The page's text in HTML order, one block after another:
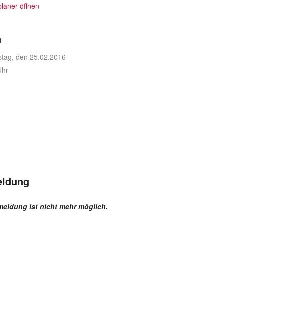
öffnen
den 25.02.2016
ist nicht mehr möglich.